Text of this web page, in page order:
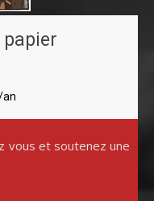
vous et soutenez une